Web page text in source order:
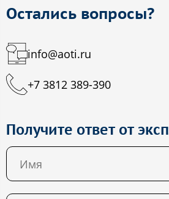
Остались вопросы?
info@aoti.ru
+7 3812 389-390
Получите ответ от